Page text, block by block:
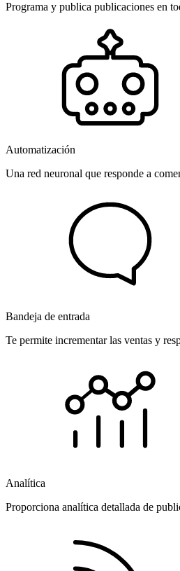
Programa y publica publicaciones en
Automatización
Una red neuronal que responde a
Bandeja de entrada
Te permite incrementar las ventas y
Analítica
Proporciona analítica detallada de